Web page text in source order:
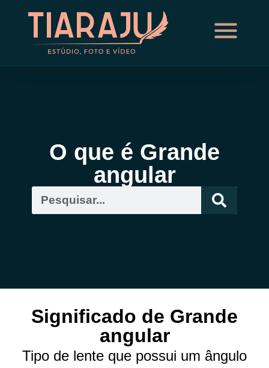
O que é Grande
angular
Significado de Grande
angular
Tipo de lente que possui um ângulo